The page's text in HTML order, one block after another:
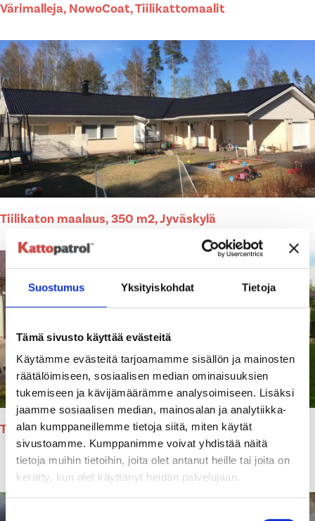
Suostumus Yksityiskohdat Tietoja
Tämä sivusto käyttää evästeitä
Käytämme evästeitä tarjoamamme sisällön ja mainosten
räätälöimiseen, sosiaalisen median ominaisuuksien
tukemiseen ja kävijämäärämme analysoimiseen. Lisäksi
jaamme sosiaalisen median, mainosalan ja analytiikka-
alan kumppaneillemme tietoja siitä, miten käytät
sivustoamme. Kumppanimme voivat yhdistää näitä
tietoja muihin tietoihin, joita olet antanut heille tai joita on
kerätty, kun olet käyttänyt heidän palvelujaan.
Värimalleja, NowoCoat, Tiilikattomaalit
Tiilikaton maalaus, 350 m2, Jyväskylä
Tiilikaton maalaus, 290 m2, Lahti